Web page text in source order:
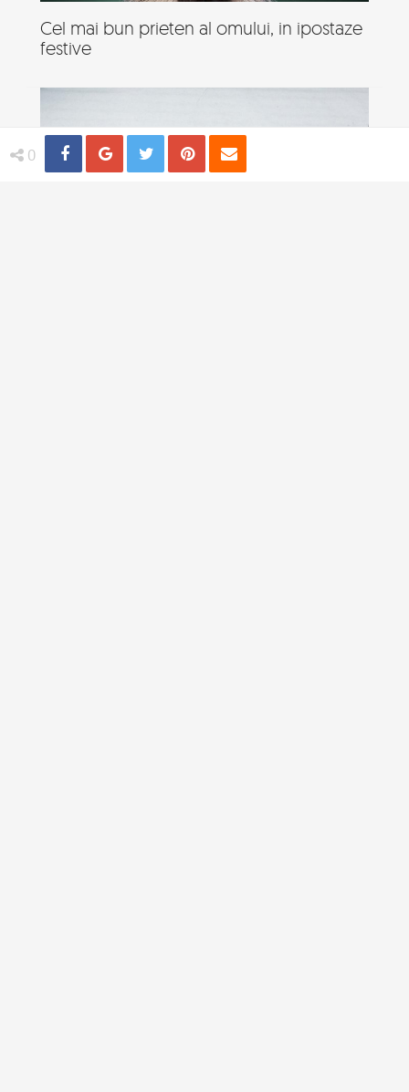
0 Share Distribuie
Tweet Pin
Cel mai bun prieten al omului, in ipostaze
festive